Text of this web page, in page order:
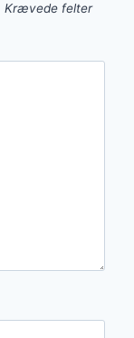
Krævede felter